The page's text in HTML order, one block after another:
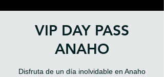
VIP DAY PASS
ANAHO
Disfruta de un día inolvidable en Anaho